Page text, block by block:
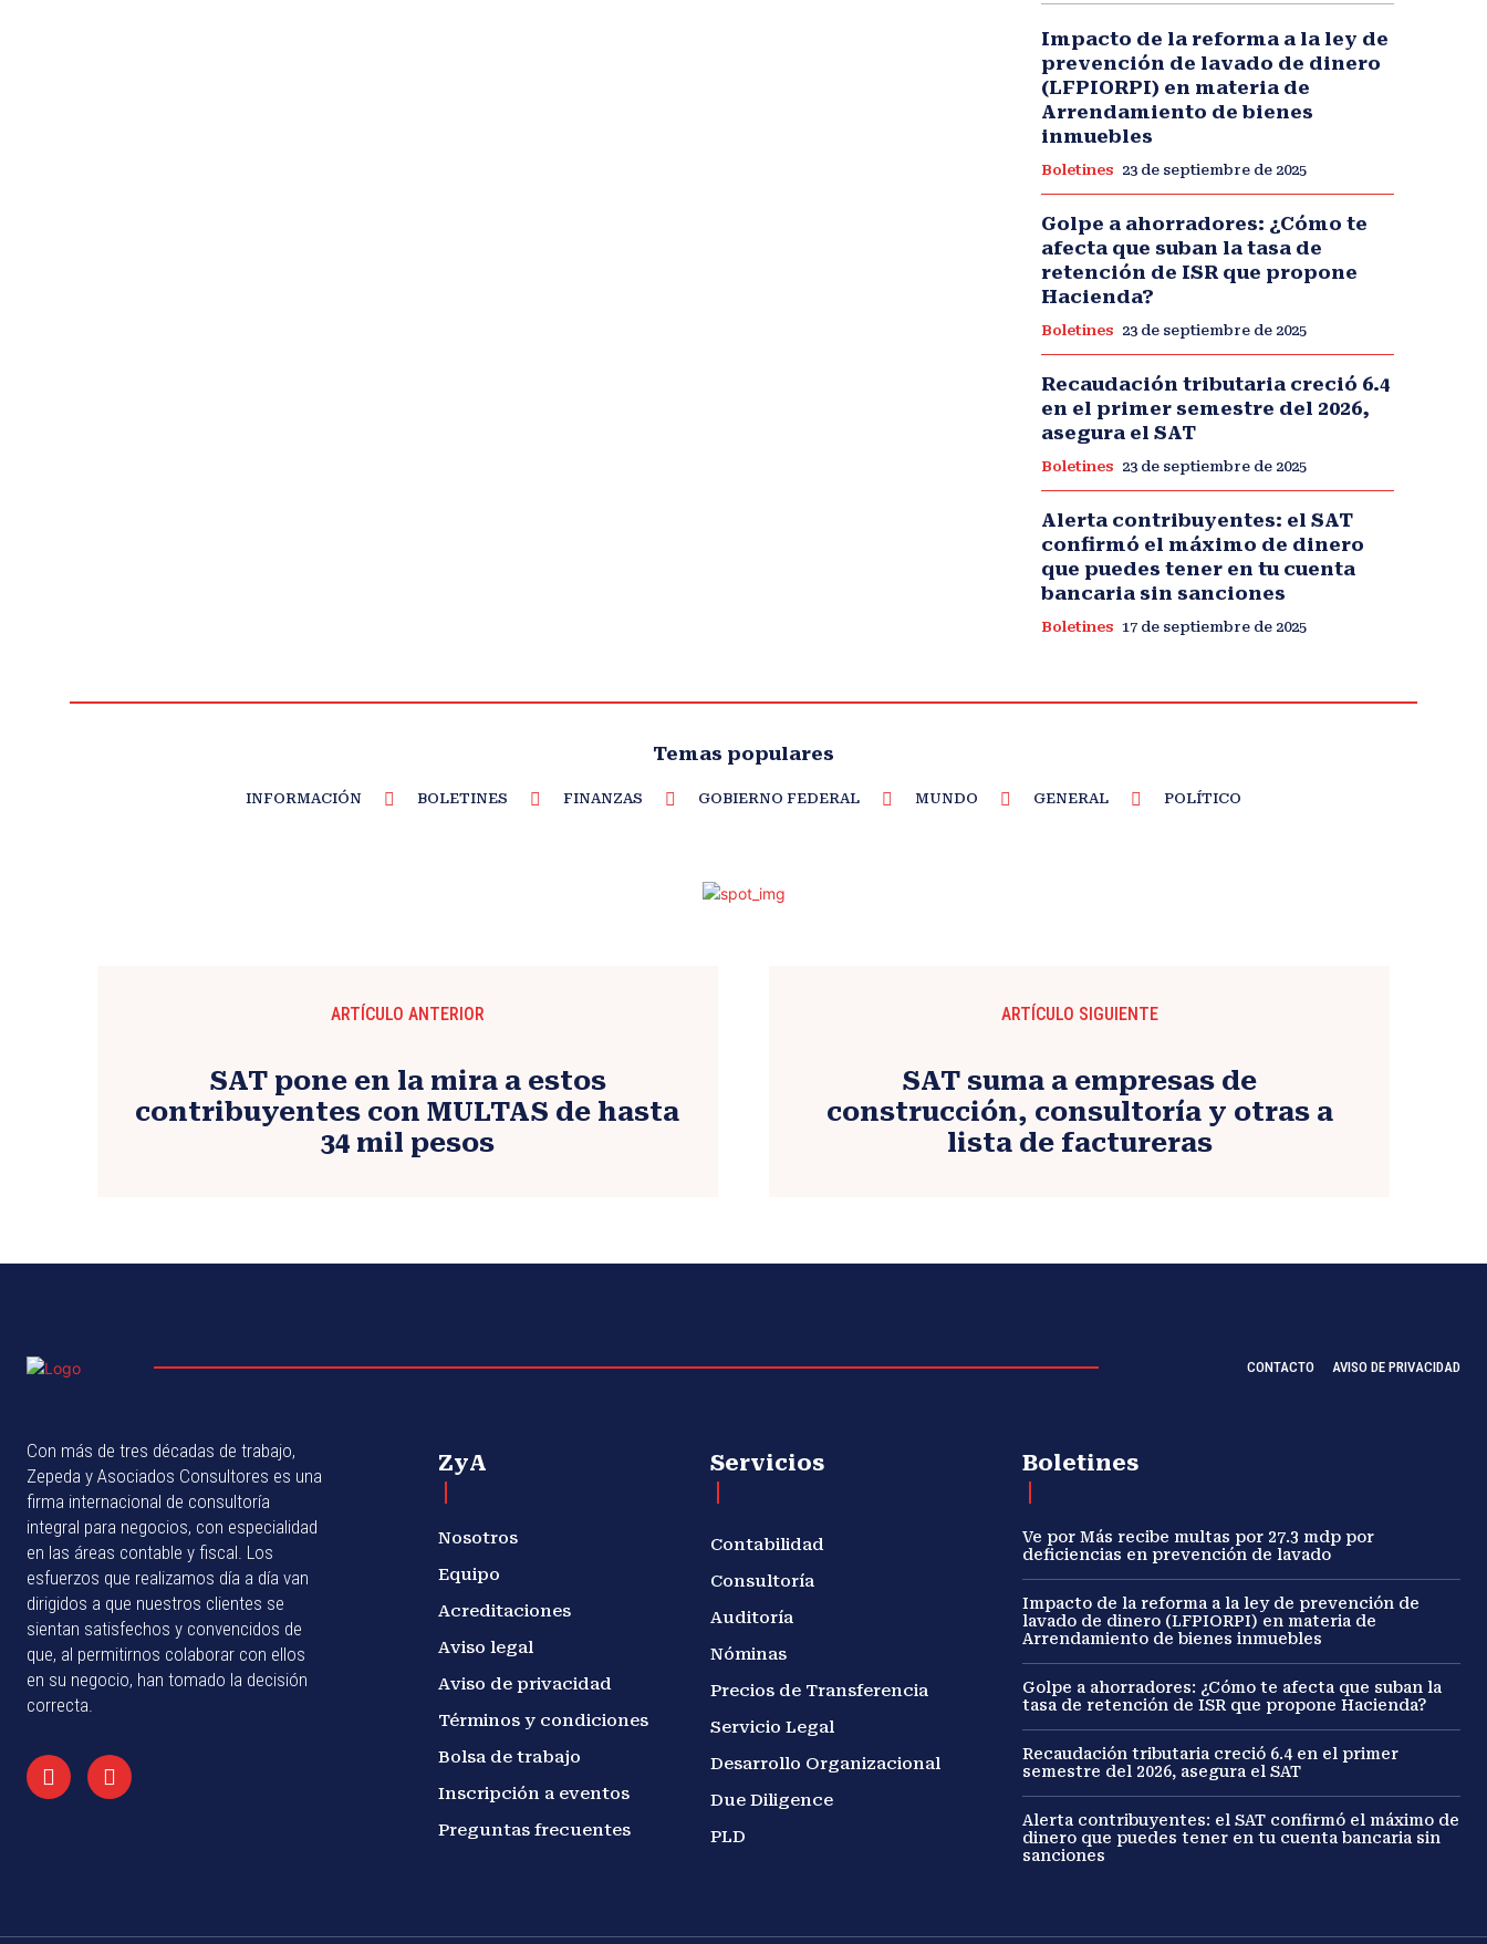
Impacto de la reforma a la ley de
prevención de lavado de dinero
(LFPIORPI) en materia de
Arrendamiento de bienes
inmuebles
Boletines 23 de septiembre de 2025
Golpe a ahorradores: ¿Cómo te
afecta que suban la tasa de
retención de ISR que propone
Hacienda?
Boletines 23 de septiembre de 2025
Recaudación tributaria creció 6.4
en el primer semestre del 2026,
asegura el SAT
Boletines 23 de septiembre de 2025
Alerta contribuyentes: el SAT
confirmó el máximo de dinero
que puedes tener en tu cuenta
bancaria sin sanciones
Boletines 17 de septiembre de 2025
Temas populares
INFORMACIÓN BOLETINES FINANZAS GOBIERNO FEDERAL MUNDO GENERAL POLÍTICO
ARTÍCULO ANTERIOR
SAT pone en la mira a estos
contribuyentes con MULTAS de hasta
34 mil pesos
ARTÍCULO SIGUIENTE
SAT suma a empresas de
construcción, consultoría y otras a
lista de factureras
CONTACTO AVISO DE PRIVACIDAD
Con más de tres décadas de trabajo,
Zepeda y Asociados Consultores es una
firma internacional de consultoría
integral para negocios, con especialidad
en las áreas contable y fiscal. Los
esfuerzos que realizamos día a día van
dirigidos a que nuestros clientes se
sientan satisfechos y convencidos de
que, al permitirnos colaborar con ellos
en su negocio, han tomado la decisión
correcta.
ZyA
Nosotros
Equipo
Acreditaciones
Aviso legal
Aviso de privacidad
Términos y condiciones
Bolsa de trabajo
Inscripción a eventos
Preguntas frecuentes
Servicios
Contabilidad
Consultoría
Auditoría
Nóminas
Precios de Transferencia
Servicio Legal
Desarrollo Organizacional
Due Diligence
PLD
Boletines
Ve por Más recibe multas por 27.3 mdp por
deficiencias en prevención de lavado
Impacto de la reforma a la ley de prevención de
lavado de dinero (LFPIORPI) en materia de
Arrendamiento de bienes inmuebles
Golpe a ahorradores: ¿Cómo te afecta que suban la
tasa de retención de ISR que propone Hacienda?
Recaudación tributaria creció 6.4 en el primer
semestre del 2026, asegura el SAT
Alerta contribuyentes: el SAT confirmó el máximo de
dinero que puedes tener en tu cuenta bancaria sin
sanciones